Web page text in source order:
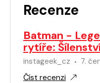
Recenze
Batman -
rytíře:
instageek_cz 7.
Číst recenzi